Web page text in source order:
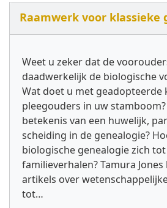
Raamwerk voor klassieke
Weet u zeker dat de
daadwerkelijk de biologische
Wat doet u met geadopteerde
pleegouders in uw
betekenis van een huwelijk,
scheiding in de genealogie?
biologische genealogie zich
familieverhalen? Tamura
artikels over
tot…